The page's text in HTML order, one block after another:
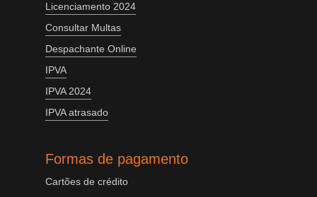
Licenciamento 2024
Consultar Multas
Despachante Online
IPVA
IPVA 2024
IPVA atrasado
Formas de pagamento
Cartões de crédito